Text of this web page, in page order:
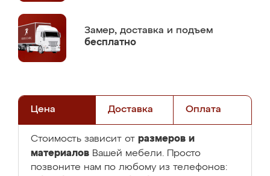
Замер, доставка и подъем
бесплатно
Цена Доставка Оплата
Стоимость зависит от размеров и
материалов Вашей мебели. Просто
позвоните нам по любому из телефонов: